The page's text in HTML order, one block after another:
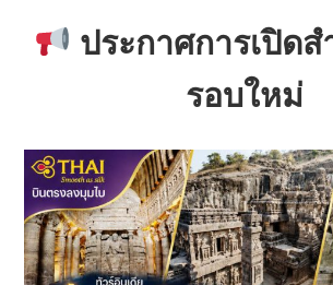
ประกาศการเปิด
รอบใหม่